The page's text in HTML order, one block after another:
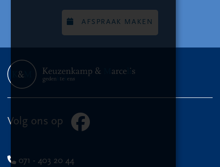
AFSPRAAK MAKEN
Volg ons op
071 - 403 20 44